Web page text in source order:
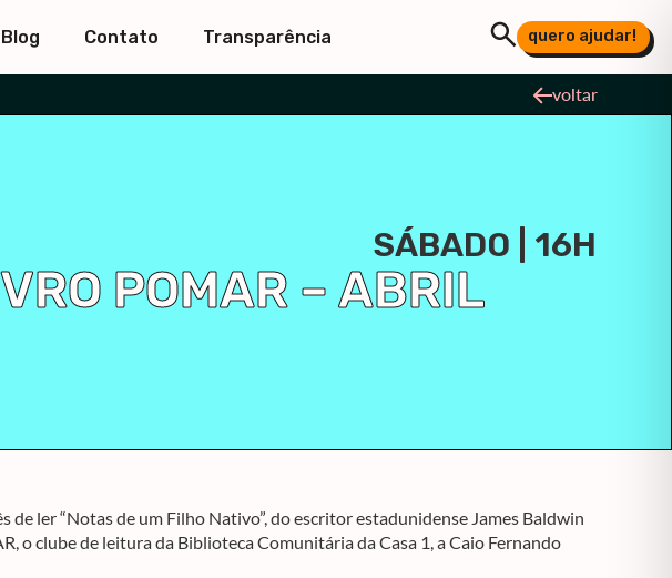
Blog Contato Transparência quero ajudar!
voltar
SÁBADO | 16H
POMAR – ABRIL
de ler “Notas de um Filho Nativo”, do escritor estadunidense James Baldwin
o clube de leitura da Biblioteca Comunitária da Casa 1, a Caio Fernando